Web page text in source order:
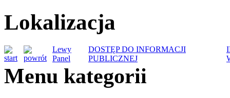
Lokalizacja
Lewy
Panel
DOSTĘP DO INFORMACJI
PUBLICZNEJ
Menu kategorii